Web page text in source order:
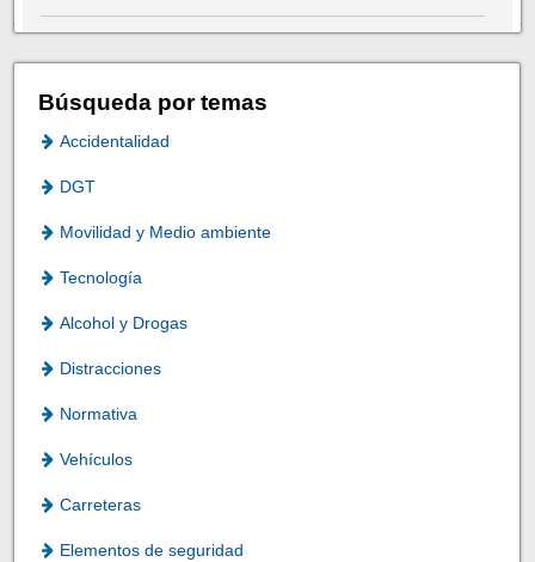
Búsqueda por temas
Accidentalidad
DGT
Movilidad y Medio ambiente
Tecnología
Alcohol y Drogas
Distracciones
Normativa
Vehículos
Carreteras
Elementos de seguridad